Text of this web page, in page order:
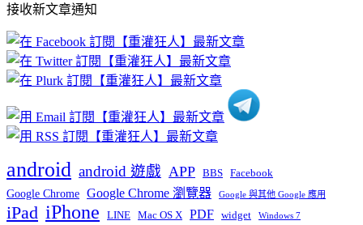
文
章
分
類
接收新文章通知
android android 遊戲 APP BBS Facebook
Google Chrome Google Chrome 瀏覽器 Google 與其他 Google 應用
iPad iPhone LINE Mac OS X PDF widget Windows 7